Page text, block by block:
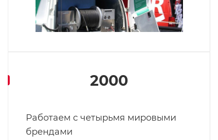
2000
Работаем с четырьмя мировыми
брендами